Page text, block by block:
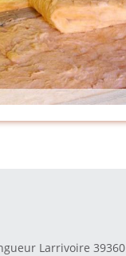
Larrivoire 39360